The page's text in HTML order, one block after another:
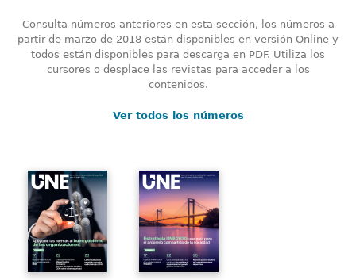
Consulta números anteriores en esta sección, los números a
partir de marzo de 2018 están disponibles en versión Online y
todos están disponibles para descarga en PDF. Utiliza los
cursores o desplace las revistas para acceder a los
contenidos.
Ver todos los números